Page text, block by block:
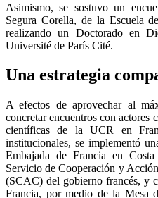
Asimismo, se sostuvo un
Segura Corella, de la Escuela
realizando un Doctorado en
Université de París Cité.
Una estrategia
A efectos de aprovechar al
concretar encuentros con actores
científicas de la UCR en
institucionales, se implementó
Embajada de Francia en
Servicio de Cooperación y
(SCAC) del gobierno francés, y
Francia, por medio de la Mesa